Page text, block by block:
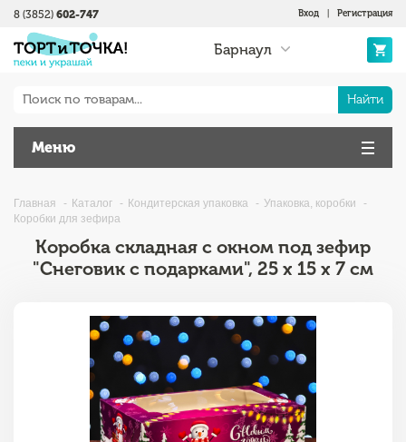
Вход Регистрация
Барнаул
8 (3852) 602-747
Найти
Меню
Главная Каталог Кондитерская упаковка
Упаковка, коробки
Коробки для зефира
Коробка складная с окном под зефир
"Снеговик с подарками", 25 х 15 х 7 см